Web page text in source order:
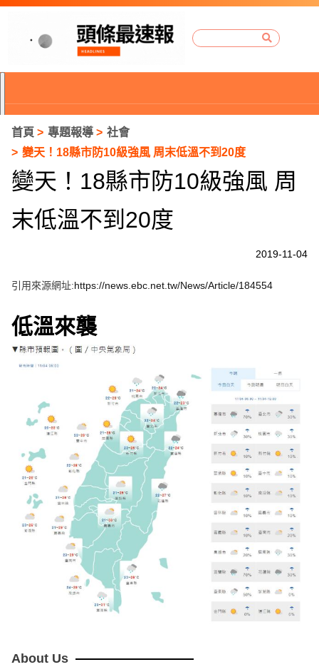
首頁 專題報導
社會
變天！18縣市防10級強風 周末低溫不到20度
變天！18縣市防10級強風 周
末低溫不到20度
2019-11-04
引用來源網址:https://news.ebc.net.tw/News/Article/184554
低溫來襲
About Us